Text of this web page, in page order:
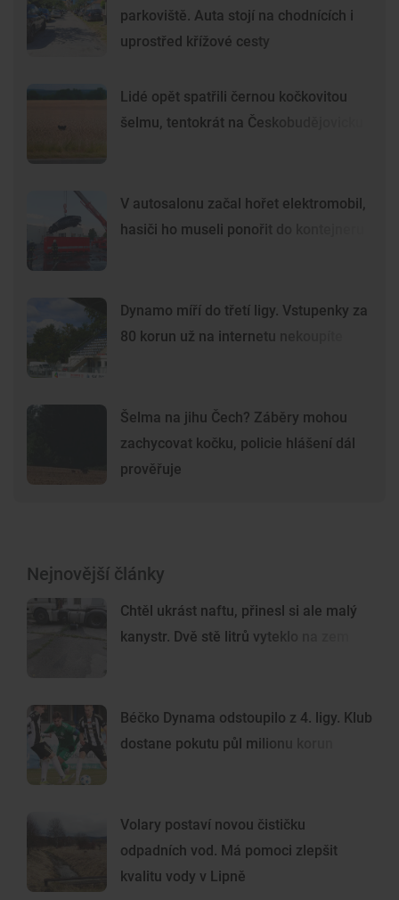
parkoviště. Auta stojí na chodnících i
uprostřed křížové cesty
Lidé opět spatřili černou kočkovitou
šelmu, tentokrát na Českobudějovicku
V autosalonu začal hořet elektromobil,
hasiči ho museli ponořit do kontejneru
Dynamo míří do třetí ligy. Vstupenky za
80 korun už na internetu nekoupíte
Šelma na jihu Čech? Záběry mohou
zachycovat kočku, policie hlášení dál
prověřuje
Nejnovější články
Chtěl ukrást naftu, přinesl si ale malý
kanystr. Dvě stě litrů vyteklo na zem
Béčko Dynama odstoupilo z 4. ligy. Klub
dostane pokutu půl milionu korun
Volary postaví novou čističku
odpadních vod. Má pomoci zlepšit
kvalitu vody v Lipně